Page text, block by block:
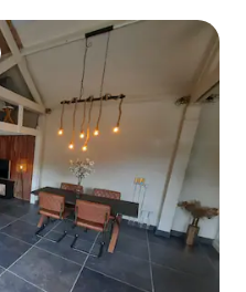
les plus aimés